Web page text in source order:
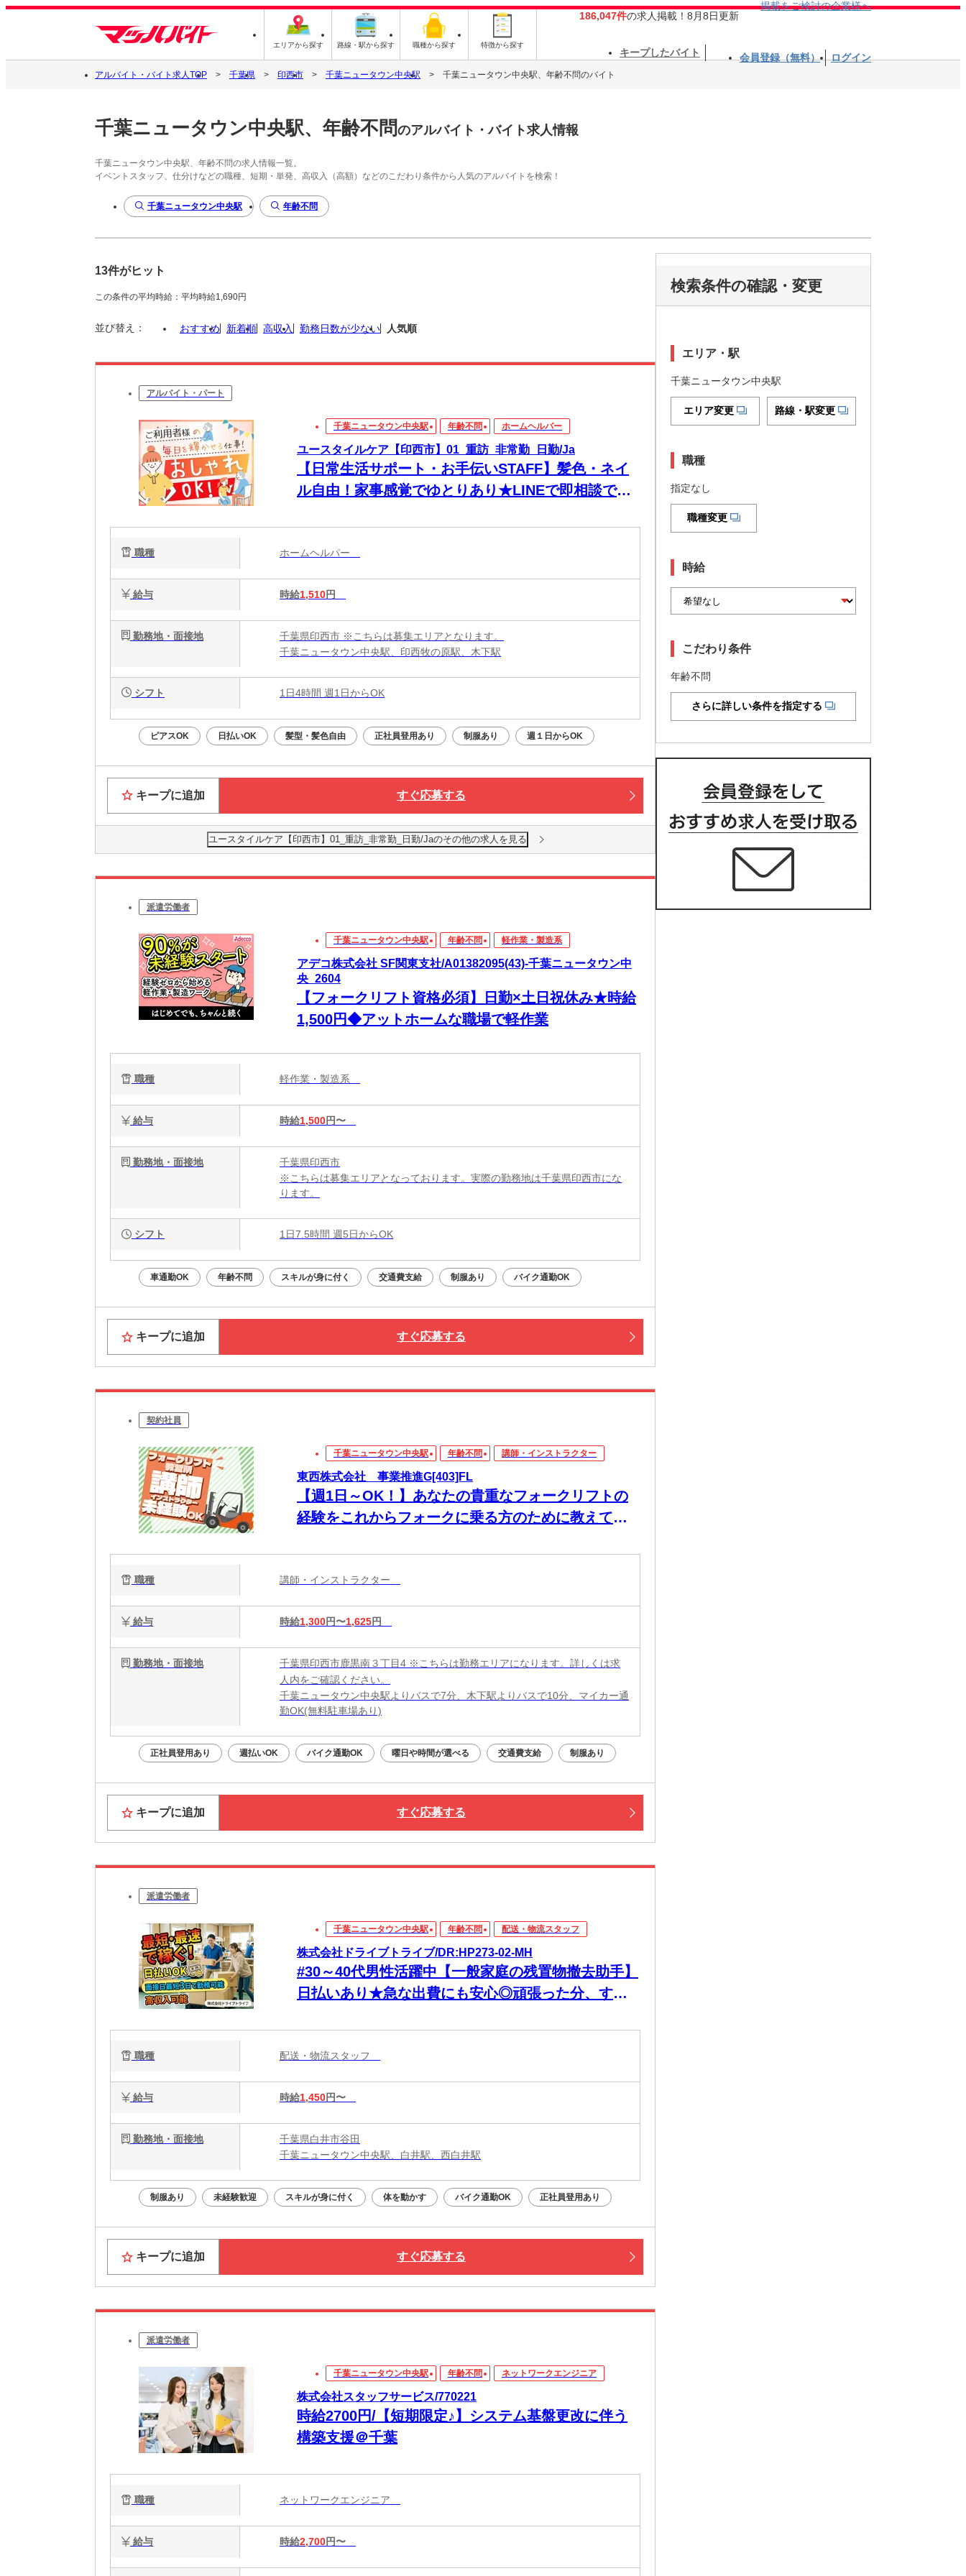
エリアから探す 路線・駅から探す 職種から探す 特徴から探す
186,047件の求人掲載！8月8日更新
掲載をご検討の企業様へ
キープしたバイト 会員登録（無料） ログイン
アルバイト・バイト求人TOP 千葉県 印西市 千葉ニュータウン中央駅 千葉ニュータウン中央駅、年齢不問のバイト
千葉ニュータウン中央駅、年齢不問のアルバイト・バイト求人情報
千葉ニュータウン中央駅、年齢不問の求人情報一覧。
イベントスタッフ、仕分けなどの職種、短期・単発、高収入（高額）などのこだわり条件から人気のアルバイトを検索！
千葉ニュータウン中央駅 年齢不問
13件がヒット
この条件の平均時給：平均時給1,690円
並び替え： おすすめ 新着順 高収入 勤務日数が少ない 人気順
アルバイト・パート
千葉ニュータウン中央駅 年齢不問 ホームヘルパー
ユースタイルケア【印西市】01_重訪_非常勤_日勤/Ja
【日常生活サポート・お手伝いSTAFF】髪色・ネイ
ル自由！家事感覚でゆとりあり★LINEで即相談でき
職種 ホームヘルパー
給与 時給1,510円
勤務地・面接地
千葉県印西市 ※こちらは募集エリアとなります。
千葉ニュータウン中央駅、印西牧の原駅、木下駅
シフト 1日4時間 週1日からOK
ピアスOK 日払いOK 髪型・髪色自由 正社員登用あり 制服あり 週１日からOK
キープに追加 すぐ応募する
ユースタイルケア【印西市】01_重訪_非常勤_日勤/Jaのその他の求人を見る
派遣労働者
千葉ニュータウン中央駅 年齢不問 軽作業・製造系
アデコ株式会社 SF関東支社/A01382095(43)-千葉ニュータウン中
央_2604
【フォークリフト資格必須】日勤×土日祝休み★時給
1,500円◆アットホームな職場で軽作業
職種 軽作業・製造系
給与 時給1,500円〜
勤務地・面接地
千葉県印西市
※こちらは募集エリアとなっております。実際の勤務地は千葉県印西市にな
ります。
シフト 1日7.5時間 週5日からOK
車通勤OK 年齢不問 スキルが身に付く 交通費支給 制服あり バイク通勤OK
キープに追加 すぐ応募する
契約社員
千葉ニュータウン中央駅 年齢不問 講師・インストラクター
東西株式会社 事業推進G[403]FL
【週1日～OK！】あなたの貴重なフォークリフトの
経験をこれからフォークに乗る方のために教えてあ
職種 講師・インストラクター
給与 時給1,300円〜1,625円
勤務地・面接地
千葉県印西市鹿黒南３丁目4 ※こちらは勤務エリアになります。詳しくは求
人内をご確認ください。
千葉ニュータウン中央駅よりバスで7分、木下駅よりバスで10分、マイカー通
勤OK(無料駐車場あり)
正社員登用あり 週払いOK バイク通勤OK 曜日や時間が選べる 交通費支給 制服あり
キープに追加 すぐ応募する
派遣労働者
千葉ニュータウン中央駅 年齢不問 配送・物流スタッフ
株式会社ドライブトライブ/DR:HP273-02-MH
#30～40代男性活躍中【一般家庭の残置物撤去助手】
日払いあり★急な出費にも安心◎頑張った分、すぐ
職種 配送・物流スタッフ
給与 時給1,450円〜
勤務地・面接地
千葉県白井市谷田
千葉ニュータウン中央駅、白井駅、西白井駅
制服あり 未経験歓迎 スキルが身に付く 体を動かす バイク通勤OK 正社員登用あり
キープに追加 すぐ応募する
派遣労働者
千葉ニュータウン中央駅 年齢不問 ネットワークエンジニア
株式会社スタッフサービス/770221
時給2700円/【短期限定♪】システム基盤更改に伴う
構築支援＠千葉
職種 ネットワークエンジニア
給与 時給2,700円〜
検索条件の確認・変更
エリア・駅
千葉ニュータウン中央駅
エリア変更 路線・駅変更
職種
指定なし
職種変更
時給
こだわり条件
年齢不問
さらに詳しい条件を指定する